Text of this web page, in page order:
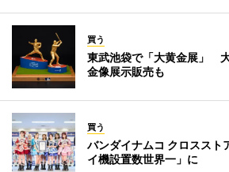
買う
東武池袋で「大黄金展」
金像展示販売も
買う
バンダイナムコ クロススト
イ機設置数世界一」に